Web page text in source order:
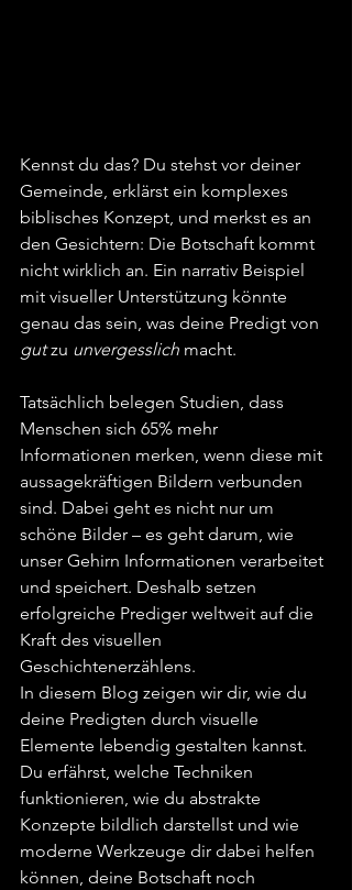
Kennst du das? Du stehst vor deiner
Gemeinde, erklärst ein komplexes
biblisches Konzept, und merkst es an
den Gesichtern: Die Botschaft kommt
nicht wirklich an. Ein narrativ Beispiel
mit visueller Unterstützung könnte
genau das sein, was deine Predigt von
gut zu unvergesslich macht.
Tatsächlich belegen Studien, dass
Menschen sich 65% mehr
Informationen merken, wenn diese mit
aussagekräftigen Bildern verbunden
sind. Dabei geht es nicht nur um
schöne Bilder – es geht darum, wie
unser Gehirn Informationen verarbeitet
und speichert. Deshalb setzen
erfolgreiche Prediger weltweit auf die
Kraft des visuellen
Geschichtenerzählens.
In diesem Blog zeigen wir dir, wie du
deine Predigten durch visuelle
Elemente lebendig gestalten kannst.
Du erfährst, welche Techniken
funktionieren, wie du abstrakte
Konzepte bildlich darstellst und wie
moderne Werkzeuge dir dabei helfen
können, deine Botschaft noch